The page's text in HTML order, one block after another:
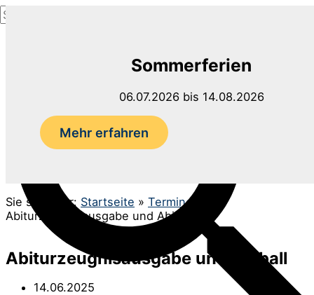
Zum
Inhalt
Suchen
nach:
Sommerferien
06.07.2026 bis 14.08.2026
Mehr erfahren
Sie sind hier: Startseite » Termine
Abiturzeugnisausgabe und Abiball
Abiturzeugnisausgabe und Abiball
14.06.2025